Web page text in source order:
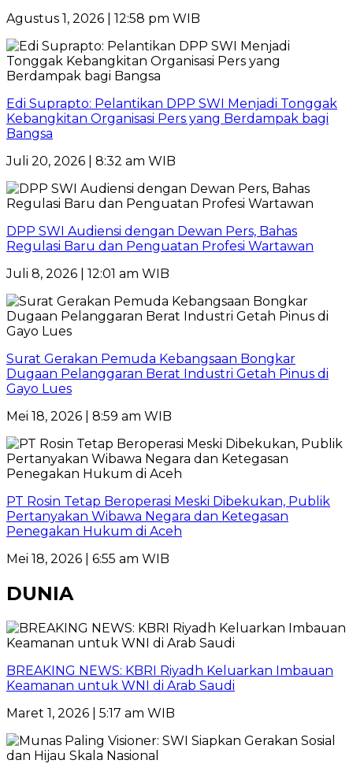
Agustus 1, 2026 | 12:58 pm WIB
Edi Suprapto: Pelantikan DPP SWI Menjadi Tonggak
Kebangkitan Organisasi Pers yang Berdampak bagi
Bangsa
Juli 20, 2026 | 8:32 am WIB
DPP SWI Audiensi dengan Dewan Pers, Bahas
Regulasi Baru dan Penguatan Profesi Wartawan
Juli 8, 2026 | 12:01 am WIB
Surat Gerakan Pemuda Kebangsaan Bongkar
Dugaan Pelanggaran Berat Industri Getah Pinus di
Gayo Lues
Mei 18, 2026 | 8:59 am WIB
PT Rosin Tetap Beroperasi Meski Dibekukan, Publik
Pertanyakan Wibawa Negara dan Ketegasan
Penegakan Hukum di Aceh
Mei 18, 2026 | 6:55 am WIB
DUNIA
BREAKING NEWS: KBRI Riyadh Keluarkan Imbauan
Keamanan untuk WNI di Arab Saudi
Maret 1, 2026 | 5:17 am WIB